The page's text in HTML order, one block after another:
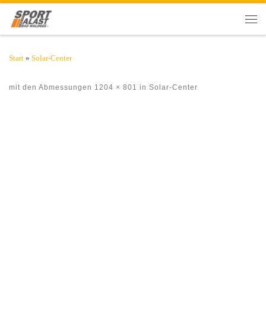
Zum Inhalt springen
Start » Solar-Center
mit den Abmessungen 1204 × 801 in Solar-Center